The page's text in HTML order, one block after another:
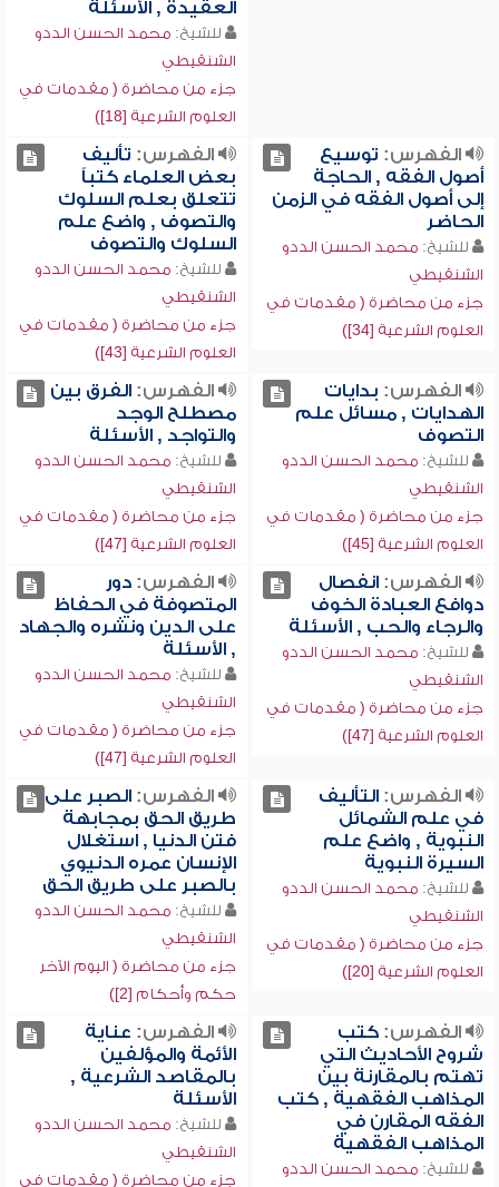
العقيدة , الأسئلة
للشيخ: محمد الحسن الددو
الشنقيطي
جزء من محاضرة ( مقدمات في
العلوم الشرعية [18])
الفهرس: توسيع
أصول الفقه , الحاجة
إلى أصول الفقه في الزمن
الحاضر
للشيخ: محمد الحسن الددو
الشنقيطي
جزء من محاضرة ( مقدمات في
العلوم الشرعية [34])
الفهرس: تأليف
بعض العلماء كتباً
تتعلق بعلم السلوك
والتصوف , واضع علم
السلوك والتصوف
للشيخ: محمد الحسن الددو
الشنقيطي
جزء من محاضرة ( مقدمات في
العلوم الشرعية [43])
الفهرس: بدايات
الهدايات , مسائل علم
التصوف
للشيخ: محمد الحسن الددو
الشنقيطي
جزء من محاضرة ( مقدمات في
العلوم الشرعية [45])
الفهرس:الفرق بين
مصطلح الوجد
والتواجد , الأسئلة
للشيخ: محمد الحسن الددو
الشنقيطي
جزء من محاضرة ( مقدمات في
العلوم الشرعية [47])
الفهرس:انفصال
دوافع العبادة الخوف
والرجاء والحب , الأسئلة
للشيخ: محمد الحسن الددو
الشنقيطي
جزء من محاضرة ( مقدمات في
العلوم الشرعية [47])
الفهرس:دور
المتصوفة في الحفاظ
على الدين ونشره والجهاد
, الأسئلة
للشيخ: محمد الحسن الددو
الشنقيطي
جزء من محاضرة ( مقدمات في
العلوم الشرعية [47])
الفهرس:التأليف
في علم الشمائل
النبوية , واضع علم
السيرة النبوية
للشيخ: محمد الحسن الددو
الشنقيطي
جزء من محاضرة ( مقدمات في
العلوم الشرعية [20])
الفهرس:الصبر على
طريق الحق بمجابهة
فتن الدنيا , استغلال
الإنسان عمره الدنيوي
بالصبر على طريق الحق
للشيخ: محمد الحسن الددو
الشنقيطي
جزء من محاضرة ( اليوم الآخر
حكم وأحكام [2])
الفهرس:كتب
شروح الأحاديث التي
تهتم بالمقارنة بين
المذاهب الفقهية , كتب
الفقه المقارن في
المذاهب الفقهية
للشيخ: محمد الحسن الددو
الفهرس: عناية
الأئمة والمؤلفين
بالمقاصد الشرعية ,
الأسئلة
للشيخ: محمد الحسن الددو
الشنقيطي
جزء من محاضرة ( مقدمات في